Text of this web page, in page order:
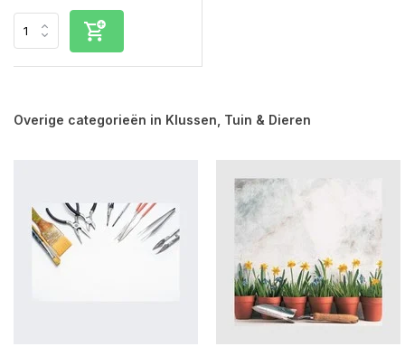
Overige categorieën in Klussen, Tuin & Dieren